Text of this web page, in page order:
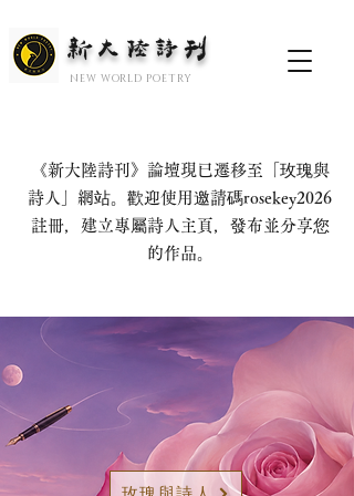
新大陆诗刊
​NEW WORLD POETRY
《新大陸詩刊》論壇現已遷移至「玫瑰與
詩人」網站。歡迎使用邀請碼rosekey2026
註冊，建立專屬詩人主頁，發布並分享您
的作品。